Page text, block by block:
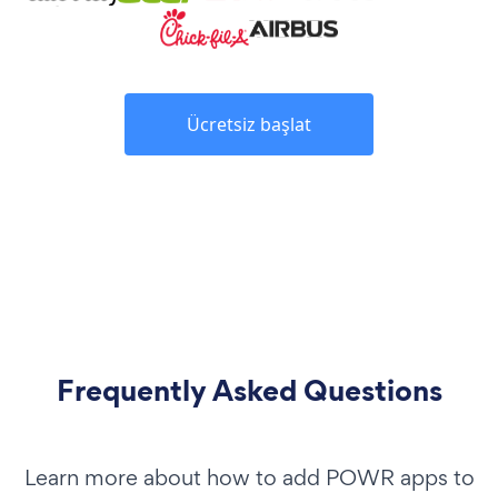
Ücretsiz başlat
Frequently Asked Questions
Learn more about how to add POWR apps to